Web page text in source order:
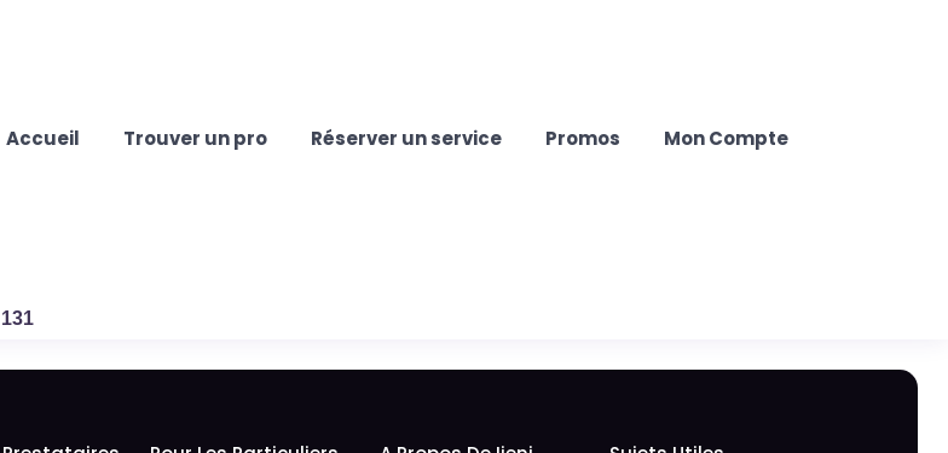
Accueil Trouver un pro Réserver un service Promos Mon Compte